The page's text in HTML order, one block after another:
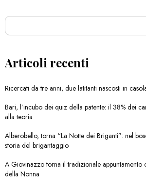
Articoli recenti
Ricercati da tre anni, due latitanti nascosti in
Bari, l’incubo dei quiz della patente: il 38% dei
alla teoria
Alberobello, torna “La Notte dei Briganti”: nel
storia del brigantaggio
A Giovinazzo torna il tradizionale appuntamento
della Nonna